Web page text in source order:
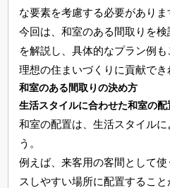
な要素を考慮する必要がありま
今回は、和室のある間取りを
を解説し、具体的なプラン例
理想の住まいづくりに貢献でき
和室のある間取りの決め方
生活スタイルに合わせた和室の配
和室の配置は、生活スタイル
う。
例えば、来客用の客間として
スしやすい場所に配置すること